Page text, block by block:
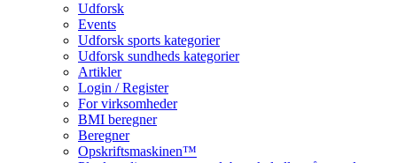
Udforsk
Events
Udforsk sports kategorier
Udforsk sundheds kategorier
Artikler
Login / Register
For virksomheder
BMI beregner
Beregner
Opskriftsmaskinen™